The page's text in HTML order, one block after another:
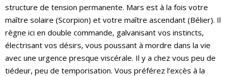
structure de tension permanente. Mars est à la fois votre
maître solaire (Scorpion) et votre maître ascendant (Bélier). Il
règne ici en double commande, galvanisant vos instincts,
électrisant vos désirs, vous poussant à mordre dans la vie
avec une urgence presque viscérale. Il y a chez vous peu de
tiédeur, peu de temporisation. Vous préférez l’excès à la